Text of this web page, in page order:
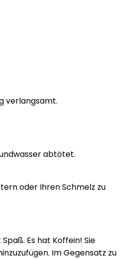
verlangsamt.
abtötet.
oder Ihren Schmelz zu
Es hat Koffein! Sie
Im Gegensatz zu